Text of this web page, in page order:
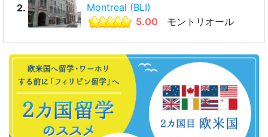
2.
Montreal (BLI)
5.00
モントリオール